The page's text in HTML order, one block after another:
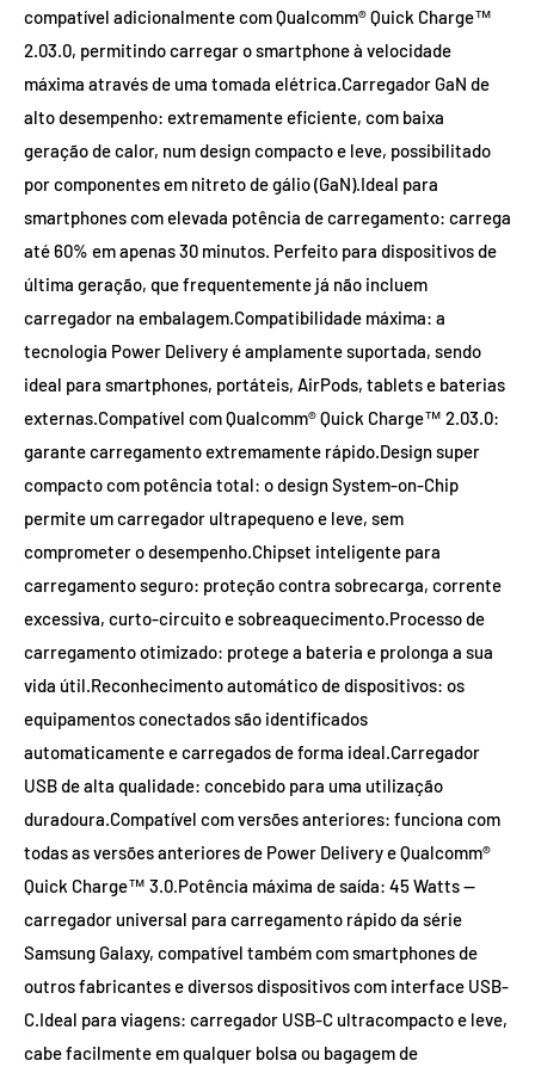
compatível adicionalmente com Qualcomm® Quick Charge™
2.03.0, permitindo carregar o smartphone à velocidade
máxima através de uma tomada elétrica.Carregador GaN de
alto desempenho: extremamente eficiente, com baixa
geração de calor, num design compacto e leve, possibilitado
por componentes em nitreto de gálio (GaN).Ideal para
smartphones com elevada potência de carregamento: carrega
até 60% em apenas 30 minutos. Perfeito para dispositivos de
última geração, que frequentemente já não incluem
carregador na embalagem.Compatibilidade máxima: a
tecnologia Power Delivery é amplamente suportada, sendo
ideal para smartphones, portáteis, AirPods, tablets e baterias
externas.Compatível com Qualcomm® Quick Charge™ 2.03.0:
garante carregamento extremamente rápido.Design super
compacto com potência total: o design System-on-Chip
permite um carregador ultrapequeno e leve, sem
comprometer o desempenho.Chipset inteligente para
carregamento seguro: proteção contra sobrecarga, corrente
excessiva, curto-circuito e sobreaquecimento.Processo de
carregamento otimizado: protege a bateria e prolonga a sua
vida útil.Reconhecimento automático de dispositivos: os
equipamentos conectados são identificados
automaticamente e carregados de forma ideal.Carregador
USB de alta qualidade: concebido para uma utilização
duradoura.Compatível com versões anteriores: funciona com
todas as versões anteriores de Power Delivery e Qualcomm®
Quick Charge™ 3.0.Potência máxima de saída: 45 Watts —
carregador universal para carregamento rápido da série
Samsung Galaxy, compatível também com smartphones de
outros fabricantes e diversos dispositivos com interface USB-
C.Ideal para viagens: carregador USB-C ultracompacto e leve,
cabe facilmente em qualquer bolsa ou bagagem de